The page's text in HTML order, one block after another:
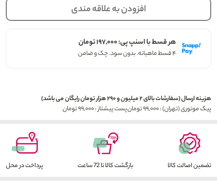
افزودن به علاقه مندی
هر قسط با اسنپ پی: ۱۹۷,۰۰۰ تومان
۴ قسط ماهیانه. بدون سود. چک و ضامن
هزینه ارسال (سفارشات بالای ۲ میلیون و ۲۹۰ هزار تومان رایگان می باشد)
پیک موتوری (تهران) : ۹۹,۰۰۰ تومان
پست پیشتاز : ۹۹,۰۰۰ تومان
تضمین اصالت کالا بازگشت کالا تا 72 ساعت پرداخت در محل